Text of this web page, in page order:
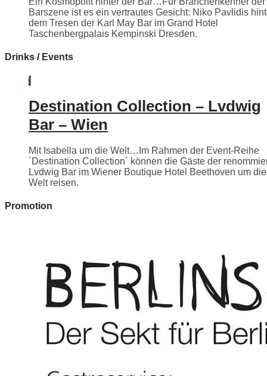
Barszene ist es ein vertrautes Gesicht: Niko Pavlidis
dem Tresen der Karl May Bar im Grand Hotel
Taschenbergpalais Kempinski Dresden.
Drinks / Events
Destination Collection – Lvdwig
Bar – Wien
Mit Isabella um die Welt…Im Rahmen der Event-Reihe
´Destination Collection´ können die Gäste der
Lvdwig Bar im Wiener Boutique Hotel Beethoven um die
Welt reisen.
Promotion